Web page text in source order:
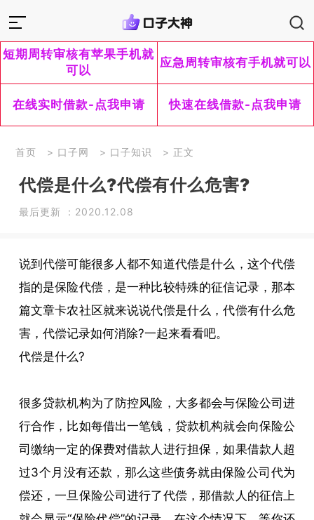
短期周转审核有苹果手机就
可以
应急周转审核有手机就可以
在线实时借款-点我申请 快速在线借款-点我申请
首页 > 口子网 > 口子知识 > 正文
代偿是什么?代偿有什么危害?
最后更新 ：2020.12.08
说到代偿可能很多人都不知道代偿是什么，这个代偿
指的是保险代偿，是一种比较特殊的征信记录，那本
篇文章卡农社区就来说说代偿是什么，代偿有什么危
害，代偿记录如何消除?一起来看看吧。
代偿是什么?
很多贷款机构为了防控风险，大多都会与保险公司进
行合作，比如每借出一笔钱，贷款机构就会向保险公
司缴纳一定的保费对借款人进行担保，如果借款人超
过3个月没有还款，那么这些债务就由保险公司代为
偿还，一旦保险公司进行了代偿，那借款人的征信上